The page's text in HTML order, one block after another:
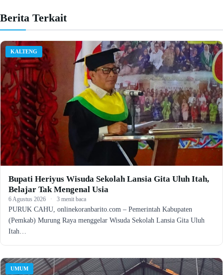
Berita Terkait
KALTENG
Bupati Heriyus Wisuda Sekolah Lansia Gita Uluh Itah,
Belajar Tak Mengenal Usia
6 Agustus 2026 · 3 menit baca
PURUK CAHU, onlinekoranbarito.com – Pemerintah Kabupaten
(Pemkab) Murung Raya menggelar Wisuda Sekolah Lansia Gita Uluh
Itah…
UMUM